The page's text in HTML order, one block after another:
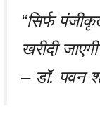
“सिर्फ
खरीदी
– डॉ. पवन